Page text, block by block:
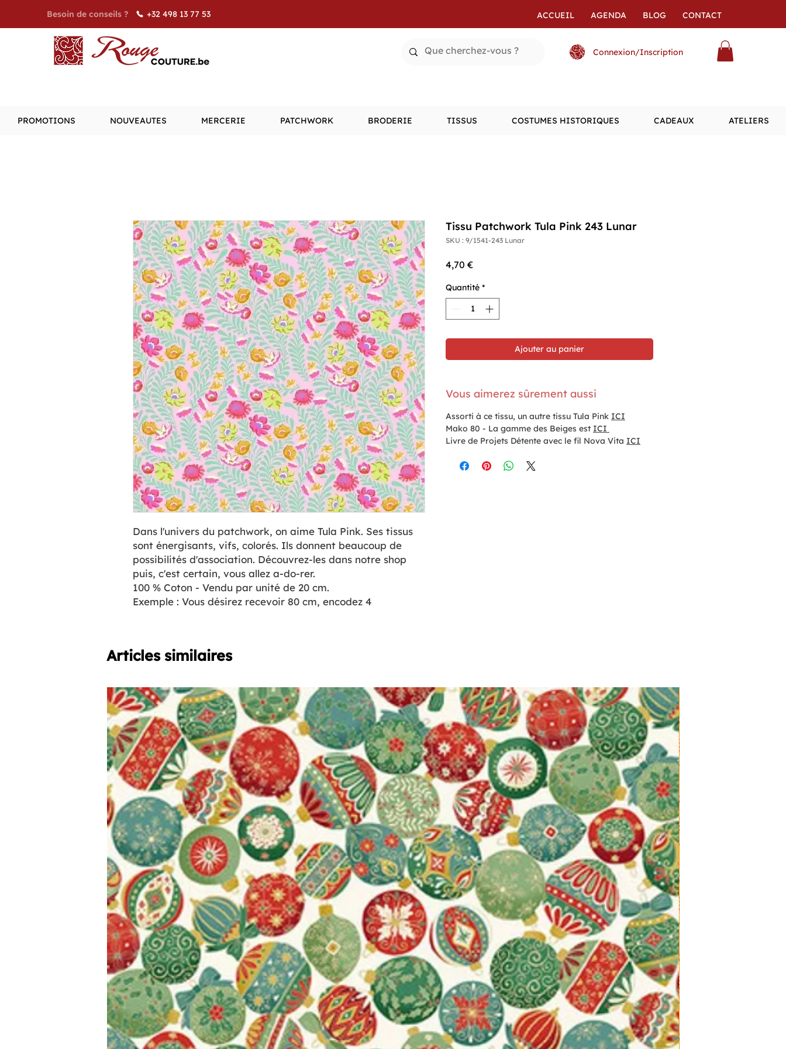
Besoin de conseils ? +32 498 13 77 53 ACCUEIL AGENDA BLOG CONTACT
Connexion/Inscription
PROMOTIONS NOUVEAUTES MERCERIE PATCHWORK BRODERIE TISSUS COSTUMES HISTORIQUES CADEAUX ATELIERS
Dans l'univers du patchwork, on aime Tula Pink. Ses tissus
sont énergisants, vifs, colorés. Ils donnent beaucoup de
possibilités d'association. Découvrez-les dans notre shop
puis, c'est certain, vous allez a-do-rer.
100 % Coton - Vendu par unité de 20 cm.
Exemple : Vous désirez recevoir 80 cm, encodez 4
Tissu Patchwork Tula Pink 243 Lunar
SKU : 9/1541-243 Lunar
4,70 €Prix
Quantité *
Ajouter au panier
Vous aimerez sûrement aussi
Assorti à ce tissu, un autre tissu Tula Pink ICI
Mako 80 - La gamme des Beiges est ICI
Livre de Projets Détente avec le fil Nova Vita ICI
Articles similaires